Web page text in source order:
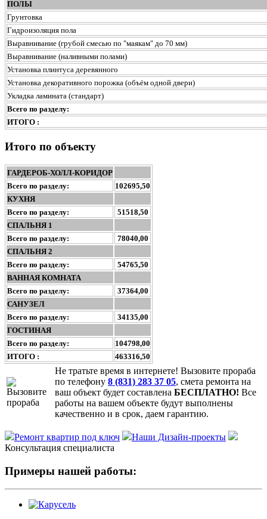
ПОЛЫ
Грунтовка
Гидроизоляция пола
Выравнивание (грубой смесью по "маякам" до 70 мм)
Выравнивание (наливными полами)
Установка плинтуса деревянного
Установка декоративного порожка (объём одной двери)
Укладка ламината (стандарт)
Всего по разделу:
ИТОГО :
Итого по объекту
ГАРДЕРОБ-ХОЛЛ-КОРИДОР
Всего по разделу:
102695,50
КУХНЯ
Всего по разделу:
51518,50
СПАЛЬНЯ 1
Всего по разделу:
78040,00
СПАЛЬНЯ 2
Всего по разделу:
54765,50
ВАННАЯ КОМНАТА
Всего по разделу:
37364,00
САНУЗЕЛ
Всего по разделу:
34135,00
ГОСТИНАЯ
Всего по разделу:
104798,00
ИТОГО :
463316,50
Не тратьте время в интернете! Вызовите прораба
по телефону 8 (831) 283 37 05, смета ремонта на
ваш объект будет составлена БЕСПЛАТНО! Все
работы на вашем объекте будут выполнены
качественно и в срок, даем гарантию.
Ремонт квартир под ключ
Наши Дизайн-проекты
Консультация специалиста
Примеры нашей работы: